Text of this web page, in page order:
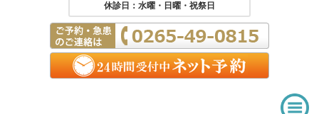
休診日：水曜・日曜・祝祭日